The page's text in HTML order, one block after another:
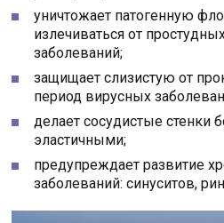
уничтожает патогенную
излечиваться от
заболеваний;
защищает слизистую от
период вирусных
делает сосудистые стенки
эластичными;
предупреждает развитие
заболеваний: синуситов,